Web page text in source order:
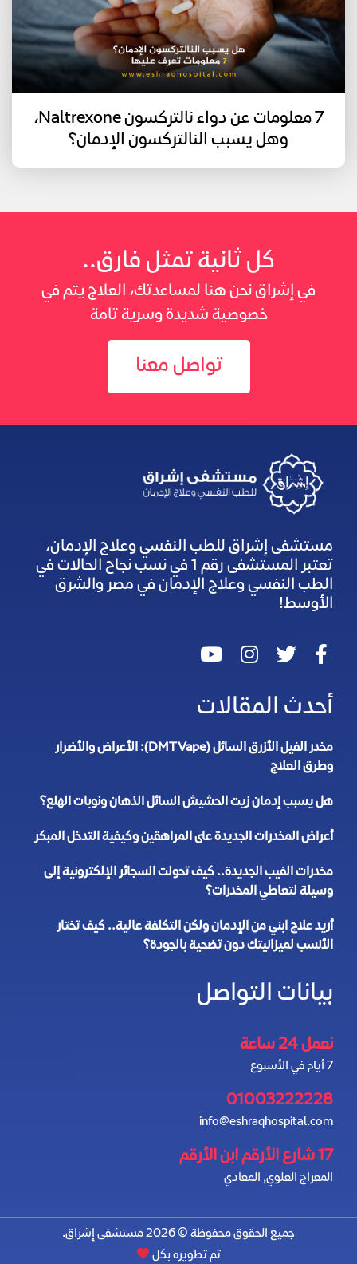
7 معلومات عن دواء نالتركسون Naltrexone،
وهل يسبب النالتركسون الإدمان؟
كل ثانية تمثل فارق..
في إشراق نحن هنا لمساعدتك، العلاج يتم في
خصوصية شديدة وسرية تامة
تواصل معنا
مستشفى إشراق للطب النفسي وعلاج الإدمان،
تعتبر المستشفى رقم 1 في نسب نجاح الحالات في
الطب النفسي وعلاج الإدمان في مصر والشرق
الأوسط!
أحدث المقالات
مخدر الفيل الأزرق السائل (DMT Vape): الأعراض والأضرار
وطرق العلاج
هل يسبب إدمان زيت الحشيش السائل الذهان ونوبات الهلع؟
أعراض المخدرات الجديدة على المراهقين وكيفية التدخل المبكر
مخدرات الفيب الجديدة.. كيف تحولت السجائر الإلكترونية إلى
وسيلة لتعاطي المخدرات؟
أريد علاج ابني من الإدمان ولكن التكلفة عالية.. كيف تختار
الأنسب لميزانيتك دون تضحية بالجودة؟
بيانات التواصل
نعمل 24 ساعة
7 أيام في الأسبوع
01003222228
info@eshraqhospital.com
17 شارع الأرقم ابن الأرقم
المعراج العلوي, المعادي
جميع الحقوق محفوظة © 2026 مستشفى إشراق.
تم تطويره بكل